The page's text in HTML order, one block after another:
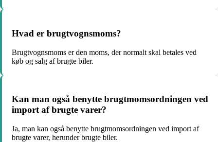
Hvad er brugtvognsmoms?
Brugtvognsmoms er den moms, der normalt skal betales ved
køb og salg af brugte biler.
Kan man også benytte brugtmomsordningen ved
import af brugte varer?
Ja, man kan også benytte brugtmomsordningen ved import af
brugte varer, herunder brugte biler.